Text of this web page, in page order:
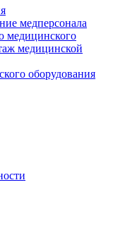
медперсонала
медицинского
медицинской
оборудования